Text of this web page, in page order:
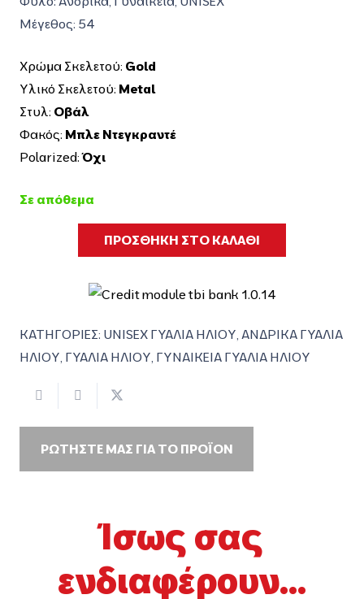
Μέγεθος: 54
Χρώμα Σκελετού: Gold
Υλικό Σκελετού: Metal
Στυλ: Οβάλ
Φακός: Μπλε Ντεγκραντέ
Polarized:Όχι
Σε απόθεμα
ΠΡΟΣΘΗΚΗ ΣΤΟ ΚΑΛΑΘΙ
ΚΑΤΗΓΟΡΙΕΣ: UNISEX ΓΥΑΛΙΑ ΗΛΙΟΥ, ΑΝΔΡΙΚΑ ΓΥΑΛΙΑ
ΗΛΙΟΥ, ΓΥΑΛΙΑ ΗΛΙΟΥ, ΓΥΝΑΙΚΕΙΑ ΓΥΑΛΙΑ ΗΛΙΟΥ
ΡΩΤΗΣΤΕ ΜΑΣ ΓΙΑ ΤΟ ΠΡΟΪΟΝ
Ίσως σας
ενδιαφέρουν...